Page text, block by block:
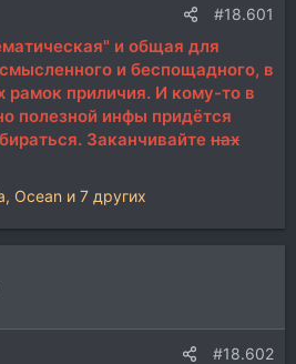
#18.601
и общая для
и беспощадного, в
приличия. И кому-то в
полезной инфы придётся
Заканчивайте нах
, Ocean и 7 других
#18.602